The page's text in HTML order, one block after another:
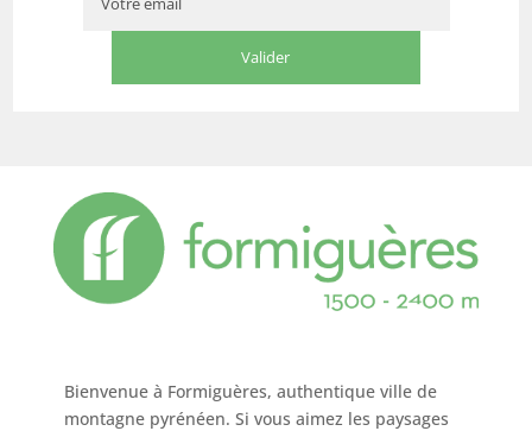
Bienvenue à Formiguères, authentique ville de
montagne pyrénéen. Si vous aimez les paysages